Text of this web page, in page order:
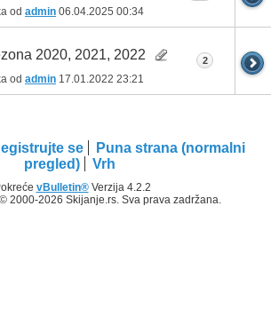
od admin 06.04.2025 00:34
2020, 2021, 2022
od admin 17.01.2022 23:21
2
se
Puna strana (normalni
pregled)
Vrh
vBulletin®Verzija 4.2.2
2000-2026 Skijanje.rs. Sva prava zadržana.